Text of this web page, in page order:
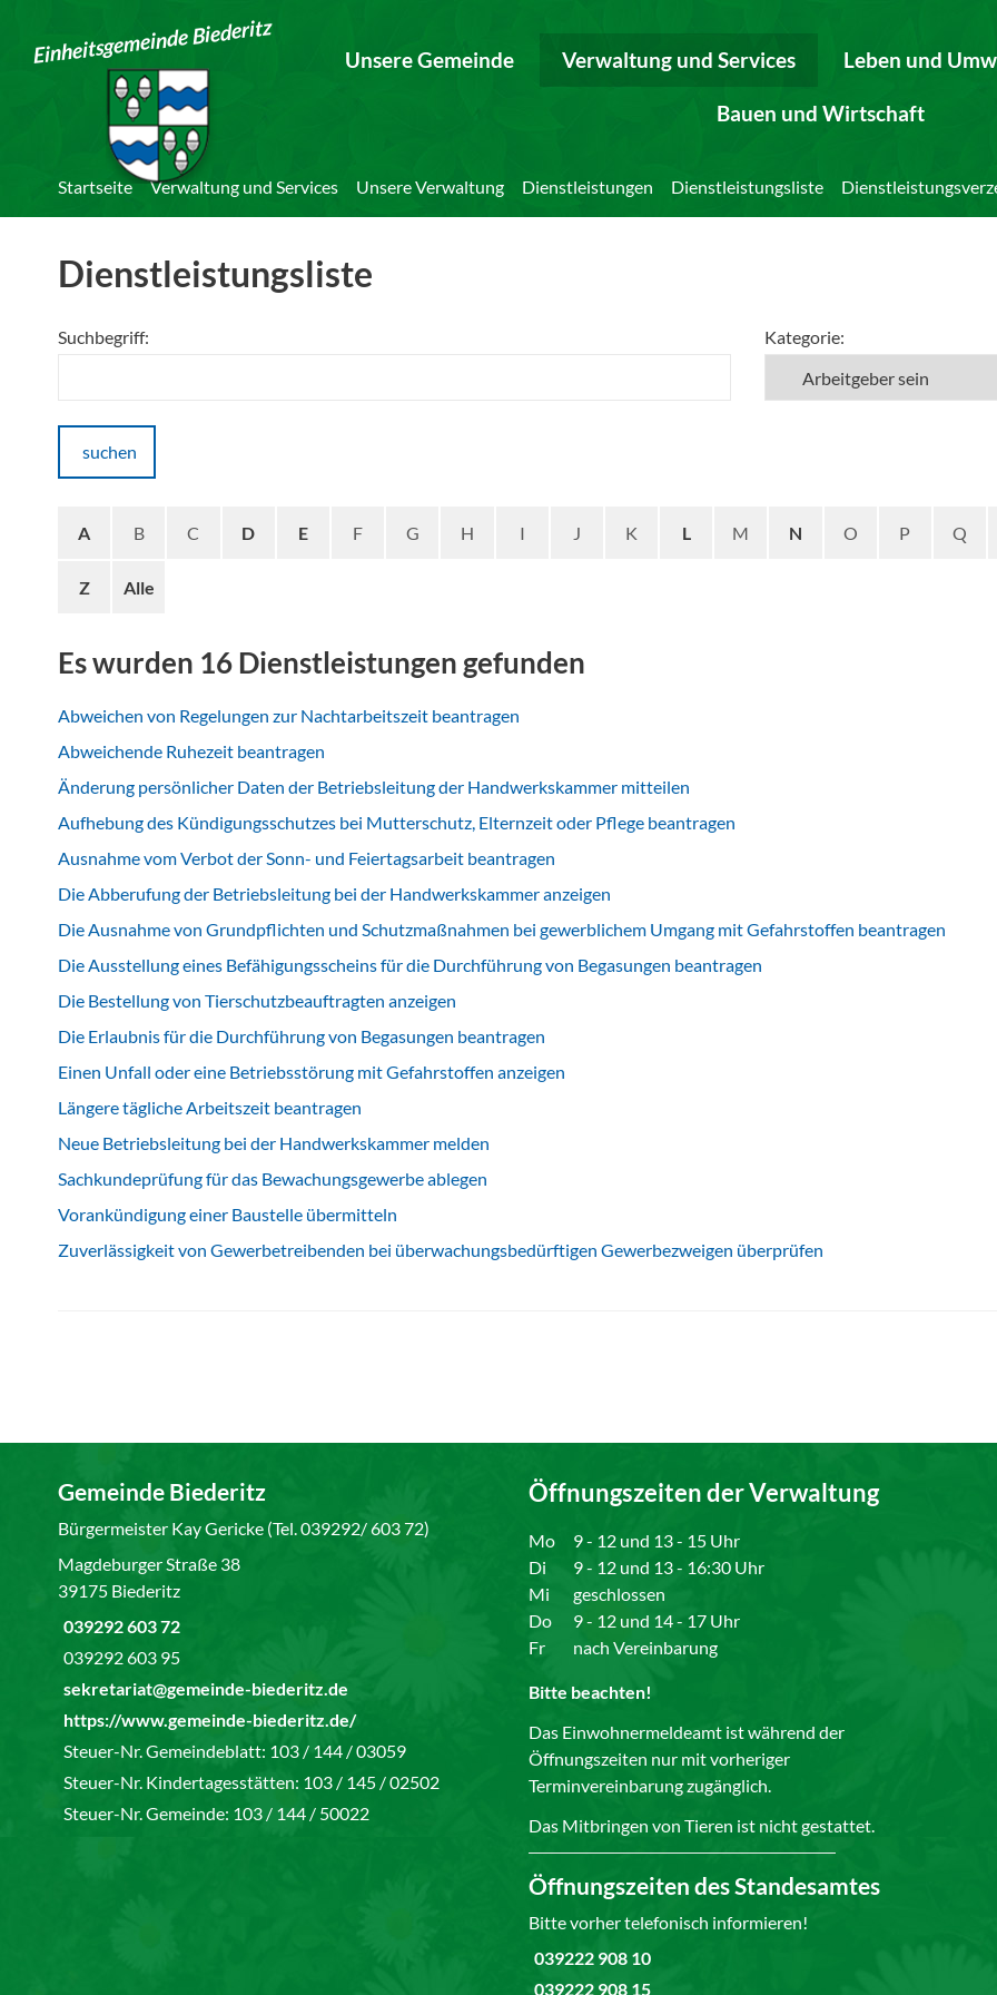
Einheitsgemeinde Biederitz Unsere Gemeinde Verwaltung und Services Leben und
Bauen und Wirtschaft
Startseite Verwaltung und Services Unsere Verwaltung Dienstleistungen Dienstleistungsliste
Dienstleistungsliste
Suchbegriff: Kategorie:
suchen
A B C D E F G H I J K L M N O P Q
Z Alle
Es wurden 16 Dienstleistungen gefunden
Abweichen von Regelungen zur Nachtarbeitszeit beantragen
Abweichende Ruhezeit beantragen
Änderung persönlicher Daten der Betriebsleitung der Handwerkskammer mitteilen
Aufhebung des Kündigungsschutzes bei Mutterschutz, Elternzeit oder Pflege beantragen
Ausnahme vom Verbot der Sonn- und Feiertagsarbeit beantragen
Die Abberufung der Betriebsleitung bei der Handwerkskammer anzeigen
Die Ausnahme von Grundpflichten und Schutzmaßnahmen bei gewerblichem Umgang mit Gefahrstoffen beantragen
Die Ausstellung eines Befähigungsscheins für die Durchführung von Begasungen beantragen
Die Bestellung von Tierschutzbeauftragten anzeigen
Die Erlaubnis für die Durchführung von Begasungen beantragen
Einen Unfall oder eine Betriebsstörung mit Gefahrstoffen anzeigen
Längere tägliche Arbeitszeit beantragen
Neue Betriebsleitung bei der Handwerkskammer melden
Sachkundeprüfung für das Bewachungsgewerbe ablegen
Vorankündigung einer Baustelle übermitteln
Zuverlässigkeit von Gewerbetreibenden bei überwachungsbedürftigen Gewerbezweigen überprüfen
Gemeinde Biederitz
Bürgermeister Kay Gericke (Tel. 039292/ 603 72)
Magdeburger Straße 38
39175 Biederitz
039292 603 72
039292 603 95
sekretariat@gemeinde-biederitz.de
https://www.gemeinde-biederitz.de/
Steuer-Nr. Gemeindeblatt: 103 / 144 / 03059
Steuer-Nr. Kindertagesstätten: 103 / 145 / 02502
Steuer-Nr. Gemeinde: 103 / 144 / 50022
Öffnungszeiten der Verwaltung
Mo
9 - 12 und 13 - 15 Uhr
Di
9 - 12 und 13 - 16:30 Uhr
Mi
geschlossen
Do
9 - 12 und 14 - 17 Uhr
Fr
nach Vereinbarung
Bitte beachten!
Das Einwohnermeldeamt ist während der
Öffnungszeiten nur mit vorheriger
Terminvereinbarung zugänglich.
Das Mitbringen von Tieren ist nicht gestattet.
Öffnungszeiten des Standesamtes
Bitte vorher telefonisch informieren!
039222 908 10
039222 908 15